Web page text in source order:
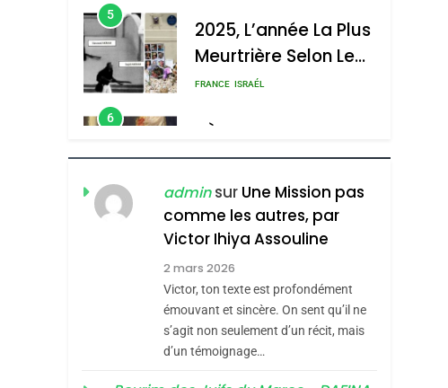
5
2025, L’année La Plus
Meurtrière Selon Le
Rapport D’ADL
FRANCE ISRAÉL
6
FIÈRE, DIGNE ET
RÉSILIENTE :
POURQUOI JE
REVENDIQUE MA
JUDAÏTE Par Thérèse
Zrihen-Dvir
ISRAÉL JUDAISME
CE QUI NOUS
MANQUE – Jacques
Hadida
JUDAISME
Maroc : Les Amandes
De Tafraout, Le Miel
adminsur Une Mission pas
comme les autres, par
Victor Ihiya Assouline
2 mars 2026
Victor, ton texte est profondément
émouvant et sincère. On sent qu’il ne
s’agit non seulement d’un récit, mais
d’un témoignage…